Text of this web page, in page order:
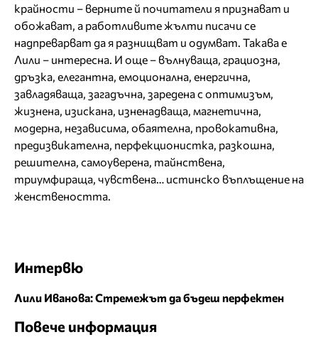
крайности – верните й почитатели я признават и
обожават, а работливите жълти писачи се
надпреварват да я разнищват и одумват. Такава е
Лили – интересна. И още – вълнуваща, грациозна,
дръзка, елегантна, емоционална, енергична,
завладяваща, загадъчна, заредена с оптимизъм,
жизнена, изискана, изненадваща, магнетична,
модерна, независима, обаятелна, провокативна,
предизвикателна, перфекционистка, разкошна,
решителна, самоуверена, тайнствена,
триумфираща, чувствена… истинско въплъщение на
женствеността.
Интервю
Лили Иванова: Стремежът да бъдеш перфектен
Повече информация